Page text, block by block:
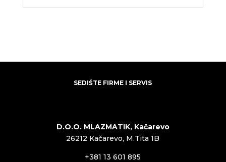
SEDIŠTE FIRME I SERVIS
D.O.O. MLAZMATIK, Kačarevo
26212 Kačarevo, M.Tita 1B
+381 13 601 895